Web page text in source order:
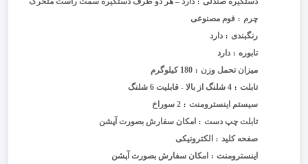
:
چرم : فوم مصنوعی
رنگبندی : دارد
تابوره : دارد
میزان تحمل وزن : 180 کیلوگرم
تابلت : 4 شلنگ از بالا - قابلیت 6 شلنگ
سیستم اینسترومنت : 2 سوراخ
تابلت چپ دست : امکان سفارش بصورت آپشن
صفحه کلید : الکترونیکی
اینسترومنت : امکان سفارش بصورت آپشن